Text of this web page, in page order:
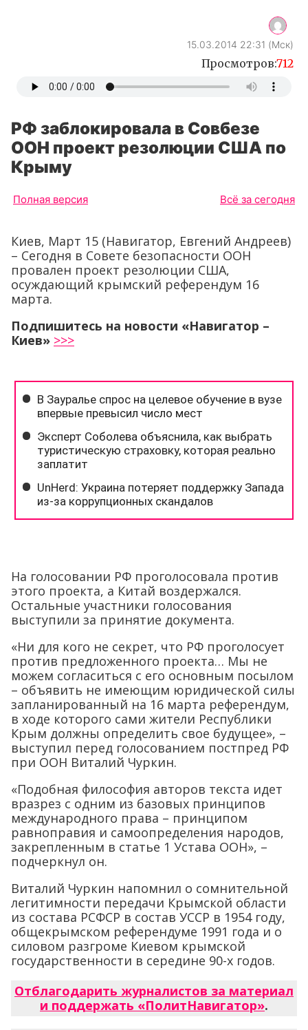
15.03.2014 22:31 (Мск)
Просмотров:712
РФ заблокировала в Совбезе
ООН проект резолюции США по
Крыму
Полная версия Всё за сегодня
Киев, Март 15 (Навигатор, Евгений Андреев)
– Сегодня в Совете безопасности ООН
провален проект резолюции США,
осуждающий крымский референдум 16
марта.
Подпишитесь на новости «Навигатор –
Киев» >>>
На голосовании РФ проголосовала против
этого проекта, а Китай воздержался.
Остальные участники голосования
выступили за принятие документа.
«Ни для кого не секрет, что РФ проголосует
против предложенного проекта… Мы не
можем согласиться с его основным посылом
– объявить не имеющим юридической силы
запланированный на 16 марта референдум,
в ходе которого сами жители Республики
Крым должны определить свое будущее», –
выступил перед голосованием постпред РФ
при ООН Виталий Чуркин.
«Подобная философия авторов текста идет
вразрез с одним из базовых принципов
международного права – принципом
равноправия и самоопределения народов,
закрепленным в статье 1 Устава ООН», –
подчеркнул он.
Виталий Чуркин напомнил о сомнительной
легитимности передачи Крымской области
из состава РСФСР в состав УССР в 1954 году,
общекрымском референдуме 1991 года и о
силовом разгроме Киевом крымской
государственности в середине 90-х годов.
Отблагодарить журналистов за материал
и поддержать «ПолитНавигатор».